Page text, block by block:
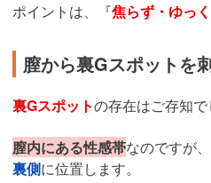
ポイントは、『焦らず・ゆっ
膣から裏Gスポットを
裏Gスポットの存在はご存知で
膣内にある性感帯なのですが
裏側に位置します。